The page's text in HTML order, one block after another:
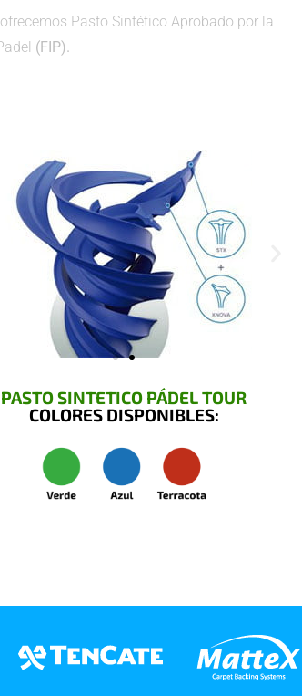
Pasto Sintético Aprobado por la
(FIP).
PASTO SINTETICO PÁDEL TOUR
COLORES DISPONIBLES: